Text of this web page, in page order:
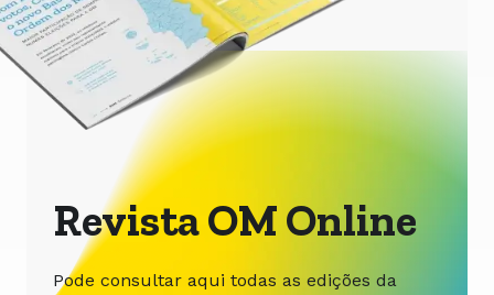
Revista OM Online
Pode consultar aqui todas as edições da